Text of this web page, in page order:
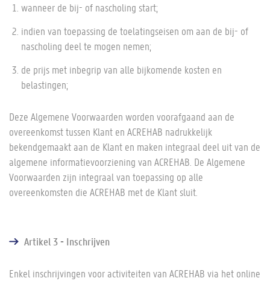
wanneer de bij- of nascholing start;
indien van toepassing de toelatingseisen om aan de bij- of
nascholing deel te mogen nemen;
de prijs met inbegrip van alle bijkomende kosten en
belastingen;
Deze Algemene Voorwaarden worden voorafgaand aan de
overeenkomst tussen Klant en ACREHAB nadrukkelijk
bekendgemaakt aan de Klant en maken integraal deel uit van de
algemene informatievoorziening van ACREHAB. De Algemene
Voorwaarden zijn integraal van toepassing op alle
overeenkomsten die ACREHAB met de Klant sluit.
Artikel 3 - Inschrijven
Enkel inschrijvingen voor activiteiten van ACREHAB via het online